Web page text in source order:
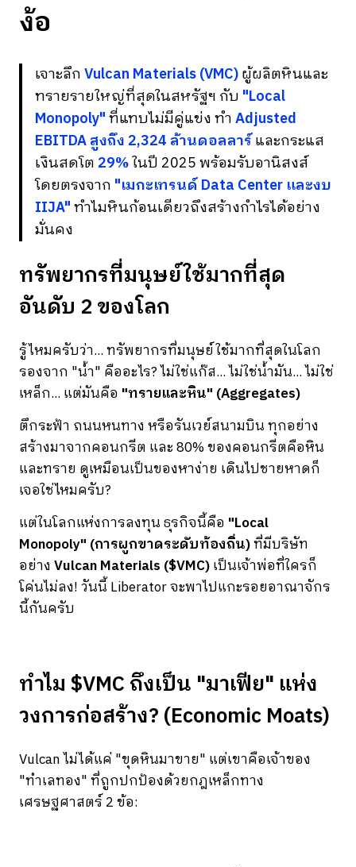
ง้อ
เจาะลึกVulcan Materials (VMC)ผู้ผลิตหินและ
ทรายรายใหญ่ที่สุดในสหรัฐฯ กับ "Local
Monopoly"ที่แทบไม่มีคู่แข่ง ทำAdjusted
EBITDA สูงถึง 2,324 ล้านดอลลาร์และกระแส
เงินสดโต 29%ในปี 2025 พร้อมรับอานิสงส์
โดยตรงจาก "เมกะเทรนด์ Data Center และงบ
IIJA"ทำไมหินก้อนเดียวถึงสร้างกำไรได้อย่าง
มั่นคง
ทรัพยากรที่มนุษย์ใช้มากที่สุด
อันดับ 2 ของโลก
รู้ไหมครับว่า... ทรัพยากรที่มนุษย์ใช้มากที่สุดในโลก
รองจาก "น้ำ" คืออะไร? ไม่ใช่แก๊ส... ไม่ใช่น้ำมัน... ไม่ใช่
เหล็ก... แต่มันคือ "ทรายและหิน" (Aggregates)
ตึกระฟ้า ถนนหนทาง หรือรันเวย์สนามบิน ทุกอย่าง
สร้างมาจากคอนกรีต และ 80% ของคอนกรีตคือหิน
และทราย ดูเหมือนเป็นของหาง่าย เดินไปชายหาดก็
เจอใช่ไหมครับ?
แต่ในโลกแห่งการลงทุน ธุรกิจนี้คือ "Local
Monopoly" (การผูกขาดระดับท้องถิ่น)ที่มีบริษัท
อย่าง Vulcan Materials ($VMC)เป็นเจ้าพ่อที่ใครก็
โค่นไม่ลง! วันนี้ Liberator จะพาไปแกะรอยอาณาจักร
นี้กันครับ
ทำไม $VMC ถึงเป็น "มาเฟีย" แห่ง
วงการก่อสร้าง? (Economic Moats)
Vulcan ไม่ได้แค่ "ขุดหินมาขาย" แต่เขาคือเจ้าของ
"ทำเลทอง" ที่ถูกปกป้องด้วยกฎเหล็กทาง
เศรษฐศาสตร์ 2 ข้อ: